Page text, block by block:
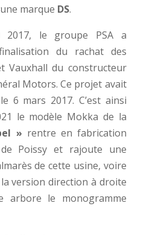
marque DS.
le groupe PSA a
du rachat des
Vauxhall du constructeur
Motors. Ce projet avait
6 mars 2017. C’est ainsi
le modèle Mokka de la
» rentre en fabrication
de Poissy et rajoute une
de cette usine, voire
version direction à droite
arbore le monogramme